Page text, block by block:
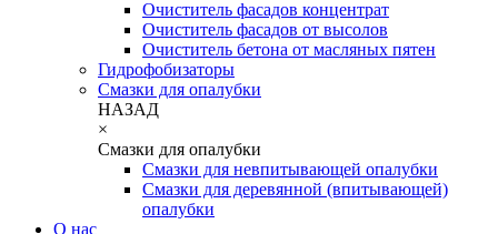
Очиститель фасадов концентрат
Очиститель фасадов от высолов
Очиститель бетона от масляных пятен
Гидрофобизаторы
Смазки для опалубки
НАЗАД
×
Смазки для опалубки
Смазки для невпитывающей опалубки
Смазки для деревянной (впитывающей)
опалубки
О нас